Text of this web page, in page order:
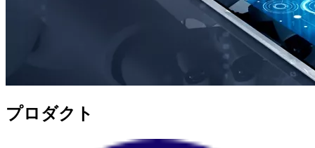
プロダクト